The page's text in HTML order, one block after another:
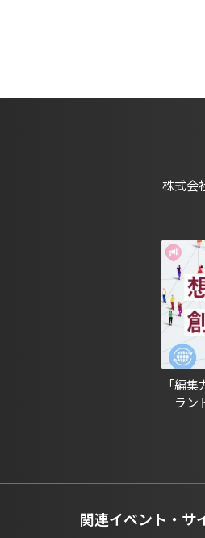
株式会
「編
ラン
関連イベント・サ